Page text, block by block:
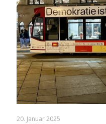
20. Januar 2025